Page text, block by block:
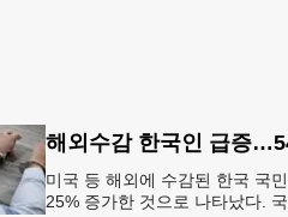
미국 등 해외에 수감된 한국 국
25% 증가한 것으로 나타났다.